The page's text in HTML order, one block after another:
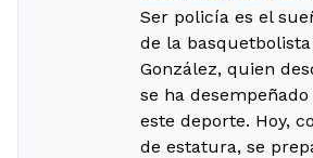
Ser policía es el
de la
González, quien
se ha
este deporte. Hoy,
de estatura, se